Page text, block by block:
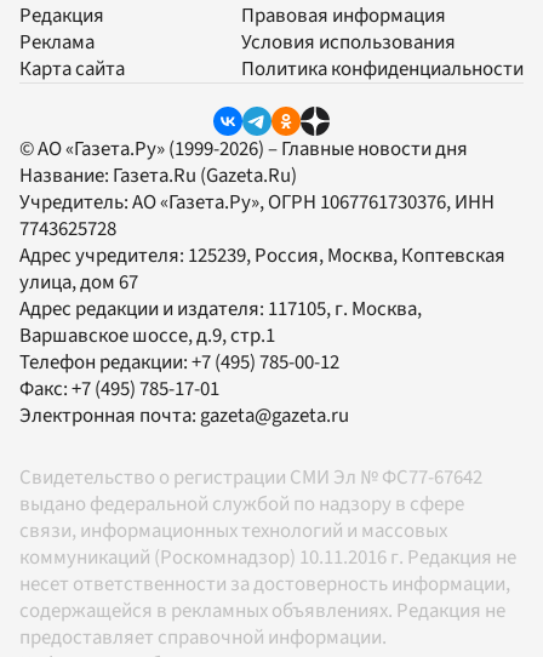
Редакция
Реклама
Карта сайта
Правовая информация
Условия использования
Политика конфиденциальности
© АО «Газета.Ру» (1999-2026) – Главные новости дня
Название: Газета.Ru (Gazeta.Ru)
Учредитель:АО «Газета.Ру», ОГРН 1067761730376, ИНН
7743625728
Адрес учредителя: 125239, Россия, Москва, Коптевская
улица, дом 67
Адрес редакции и издателя: 117105, г. Москва,
Варшавское шоссе, д.9, стр.1
Телефон редакции:+7 (495) 785-00-12
Факс:+7 (495) 785-17-01
Электронная почта:gazeta@gazeta.ru
Свидетельство о регистрации СМИ Эл № ФС77-67642
выдано федеральной службой по надзору в сфере
связи, информационных технологий и массовых
коммуникаций (Роскомнадзор) 10.11.2016 г. Редакция не
несет ответственности за достоверность информации,
содержащейся в рекламных объявлениях. Редакция не
предоставляет справочной информации.